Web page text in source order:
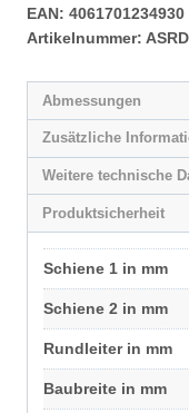
EAN: 4061701234930
Artikelnummer:
Abmessungen
Zusätzliche
Weitere technische
Produktsicherheit
Schiene 1 in mm
Schiene 2 in mm
Rundleiter in mm
Baubreite in mm